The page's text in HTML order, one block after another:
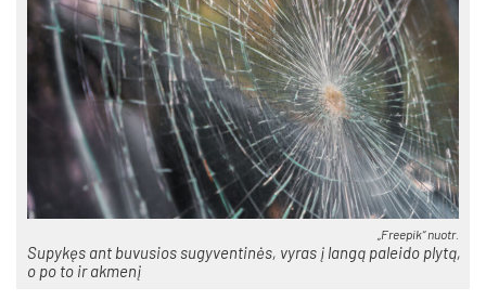
„Free­pik“ nuo­tr.
Su­py­kęs ant bu­vu­sios su­gy­ven­ti­nės, vy­ras į lan­gą pa­lei­do ply­tą,
o po to ir ak­me­nį